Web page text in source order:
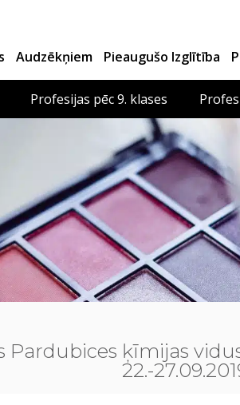
Audzēkņiem Pieaugušo Izglītība
Profesijas pēc 9. klases
Pardubices ķīmijas
22.-